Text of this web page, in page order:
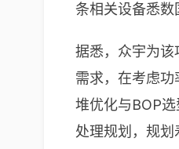
条相关设备悉数
据悉，众宇为
需求，在考虑
堆优化与BOP
处理规划，规